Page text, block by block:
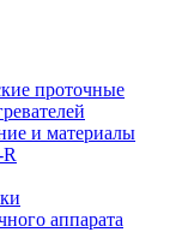
проточные
и материалы
аппарата